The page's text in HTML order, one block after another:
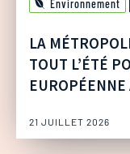
Environnement
LA
TOUT L’ÉTÉ
21 JUILLET 2026